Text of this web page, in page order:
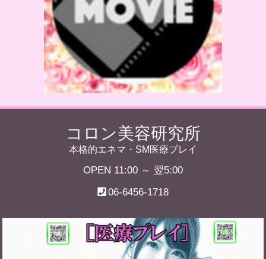
コロン美容研究所
本格的エネマ・SM医療プレイ
OPEN 11:00 ～ 翌5:00
06-6456-1718